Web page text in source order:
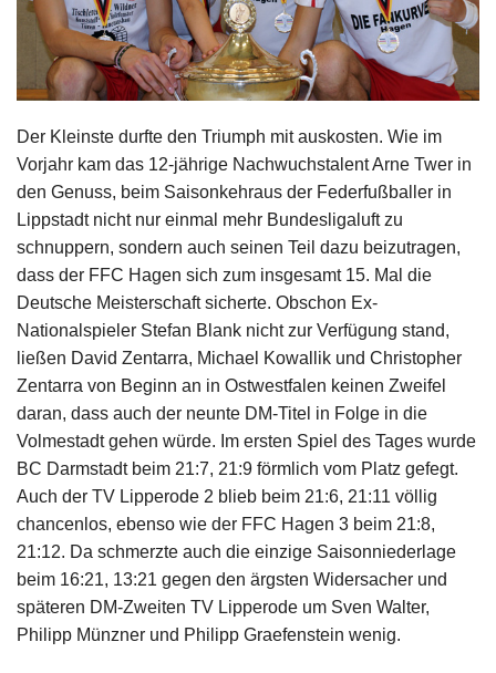
Der Kleinste durfte den Triumph mit auskosten. Wie im
Vorjahr kam das 12-jährige Nachwuchstalent Arne Twer in
den Genuss, beim Saisonkehraus der Federfußballer in
Lippstadt nicht nur einmal mehr Bundesligaluft zu
schnuppern, sondern auch seinen Teil dazu beizutragen,
dass der FFC Hagen sich zum insgesamt 15. Mal die
Deutsche Meisterschaft sicherte. Obschon Ex-
Nationalspieler Stefan Blank nicht zur Verfügung stand,
ließen David Zentarra, Michael Kowallik und Christopher
Zentarra von Beginn an in Ostwestfalen keinen Zweifel
daran, dass auch der neunte DM-Titel in Folge in die
Volmestadt gehen würde. Im ersten Spiel des Tages wurde
BC Darmstadt beim 21:7, 21:9 förmlich vom Platz gefegt.
Auch der TV Lipperode 2 blieb beim 21:6, 21:11 völlig
chancenlos, ebenso wie der FFC Hagen 3 beim 21:8,
21:12. Da schmerzte auch die einzige Saisonniederlage
beim 16:21, 13:21 gegen den ärgsten Widersacher und
späteren DM-Zweiten TV Lipperode um Sven Walter,
Philipp Münzner und Philipp Graefenstein wenig.